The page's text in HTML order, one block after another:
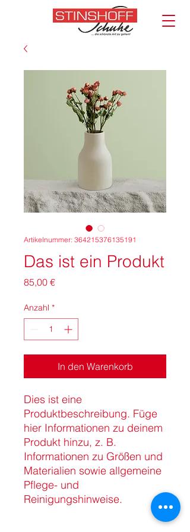
Artikelnummer: 364215376135191
Das ist ein Produkt
85,00 €Preis
Anzahl *
In den Warenkorb
Dies ist eine
Produktbeschreibung. Füge
hier Informationen zu deinem
Produkt hinzu, z. B.
Informationen zu Größen und
Materialien sowie allgemeine
Pflege- und
Reinigungshinweise.